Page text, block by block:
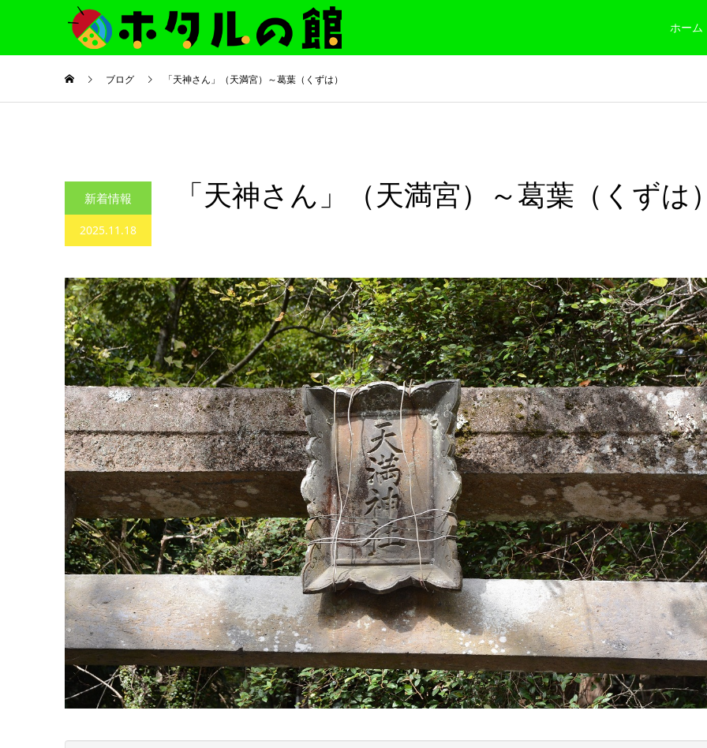
ホーム
ブログ 「天神さん」（天満宮）～葛葉（くずは）
新着情報
2025.11.18
「天神さん」（天満宮）～葛葉（くずは